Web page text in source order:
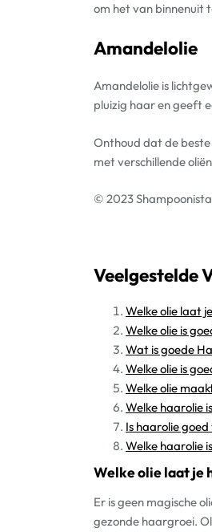
om het van binnenuit
Amandelolie
Amandelolie is
pluizig haar en geeft
Onthoud dat de
met verschillende
© 2023
Veelgestelde
Welke olie laat
Welke olie is
Wat is goede
Welke olie is
Welke olie
Welke haarolie
Is haarolie
Welke haarolie
Welke olie laat je
Er is geen magische
gezonde haargroei.